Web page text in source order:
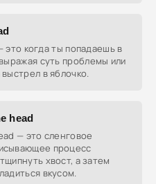
когда ты попадаешь в
суть проблемы или
в яблочко.
head
— это сленговое
процесс
хвост, а затем
вкусом.